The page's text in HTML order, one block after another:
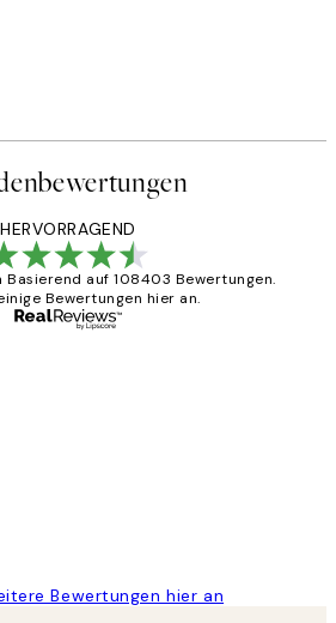
HERVORRAGEND
Basierend auf 108403 Bewertungen.
Bewertungen hier an.
Bewertungen hier an